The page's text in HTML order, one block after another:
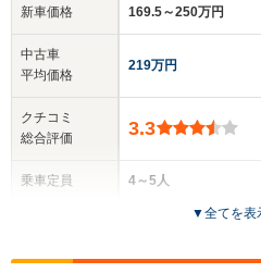
新車価格
中古車
平均価格
クチコミ
総合評価
乗車定員
169.5～250万円
219万円
3.3
4～5人
▼全てを表